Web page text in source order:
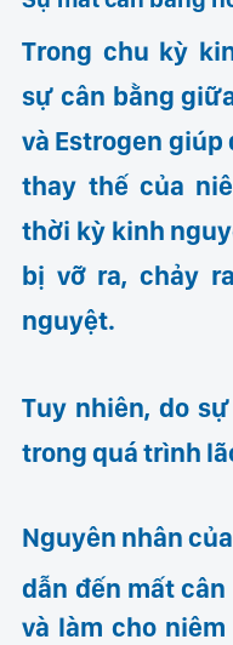
Trong chu kỳ
sự cân bằng
và Estrogen
thay thế của
thời kỳ kinh
bị vỡ ra, chảy
nguyệt.
Tuy nhiên, do
trong quá trình
Nguyên nhân
dẫn đến mất
và làm cho